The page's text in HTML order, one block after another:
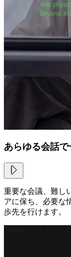
あらゆる会話
重要な会議、難し
アに保ち、必要な
歩先を行けます。